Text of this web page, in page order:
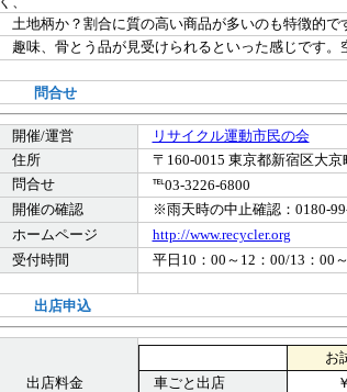
土地柄か？割合に質の高い商品が多いのも特徴的で
趣味、骨とう品が見受けられるといった感じです。
問合せ
開催/運営
リサイクル運動市民の会
住所
〒160-0015 東京都新宿区大京
問合せ
℡03-3226-6800
開催の確認
※雨天時の中止確認：0180-
ホームページ
http://www.recycler.org
受付時間
平日10：00～12：00/13：00
出店申込
出店料金
お
車ごと出店